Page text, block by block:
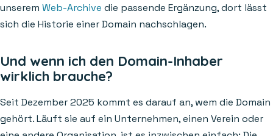
unserem Web-Archive die passende Ergänzung, dort lässt
sich die Historie einer Domain nachschlagen.
Und wenn ich den Domain-Inhaber
wirklich brauche?
Seit Dezember 2025 kommt es darauf an, wem die Domain
gehört. Läuft sie auf ein Unternehmen, einen Verein oder